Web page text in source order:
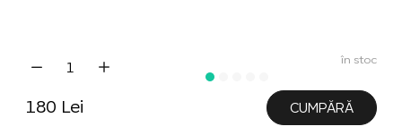
în stoc
180 Lei CUMPĂRĂ